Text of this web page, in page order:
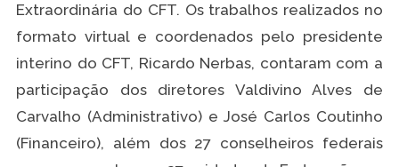
Extraordinária do CFT. Os trabalhos realizados no
formato virtual e coordenados pelo presidente
interino do CFT, Ricardo Nerbas, contaram com a
participação dos diretores Valdivino Alves de
Carvalho (Administrativo) e José Carlos Coutinho
(Financeiro), além dos 27 conselheiros federais